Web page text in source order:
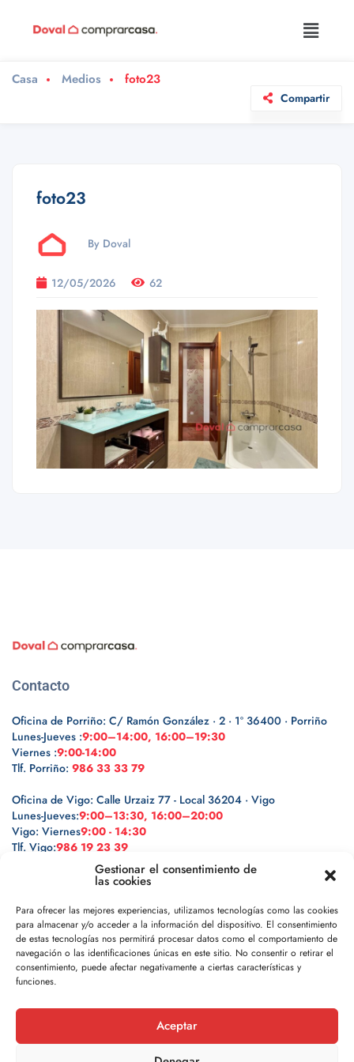
Gestionar el consentimiento de
las cookies
Para ofrecer las mejores experiencias, utilizamos tecnologías como las cookies
para almacenar y/o acceder a la información del dispositivo. El consentimiento
de estas tecnologías nos permitirá procesar datos como el comportamiento de
navegación o las identificaciones únicas en este sitio. No consentir o retirar el
consentimiento, puede afectar negativamente a ciertas características y
funciones.
Aceptar
Casa Medios foto23
Compartir
foto23
By Doval
12/05/2026 62
Contacto
Oficina de Porriño: C/ Ramón González · 2 · 1º 36400 · Porriño
Lunes-Jueves :9:00–14:00, 16:00–19:30
Viernes :9:00-14:00
Tlf. Porriño: 986 33 33 79
Oficina de Vigo: Calle Urzaiz 77 - Local 36204 · Vigo
Lunes-Jueves:9:00–13:30, 16:00–20:00
Vigo: Viernes9:00 - 14:30
Tlf. Vigo:986 19 23 39
Legal
Política de privacidad